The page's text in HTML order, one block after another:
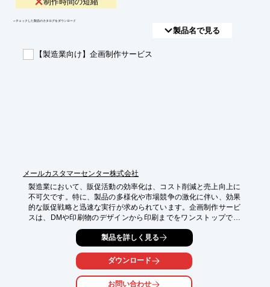
​▼チェックした製品のカタログをダウンロード
製品名で見る
【製造業向け】企画制作サービス
メールカスタマーセンター株式会社
製造業において、販促活動の効率化は、コスト削減と売上向上に
不可欠です。特に、製品の多様化や市場競争の激化に伴い、効果
的な販促戦略と迅速な実行が求められています。企画制作サービ
スは、DMや印刷物のデザインから印刷までをワンストップで提
供し、製造業の販促活動を支援します。
【活用シーン】
・新製品の告知
・展示会での販促
・既存顧客へのアプローチ
製品を詳しく見る
ダウンロード
お問い合わせ